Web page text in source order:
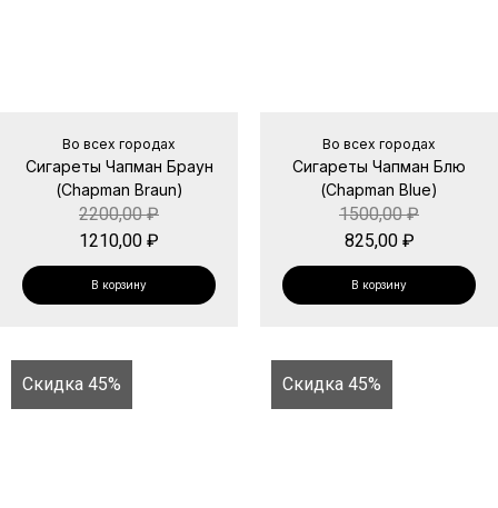
Во всех городах
Сигареты Чапман Браун
(Chapman Braun)
2200,00₽
1210,00 ₽
В корзину
Во всех городах
Сигареты Чапман Блю
(Chapman Blue)
1500,00₽
825,00 ₽
В корзину
Скидка 45% Скидка 45%